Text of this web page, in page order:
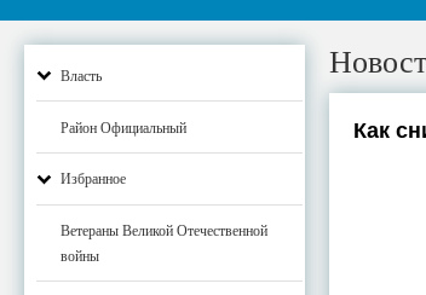
Власть
Район Официальный
Избранное
Ветераны Великой Отечественной
войны
Как